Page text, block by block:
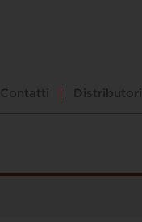
Contatti Distributori